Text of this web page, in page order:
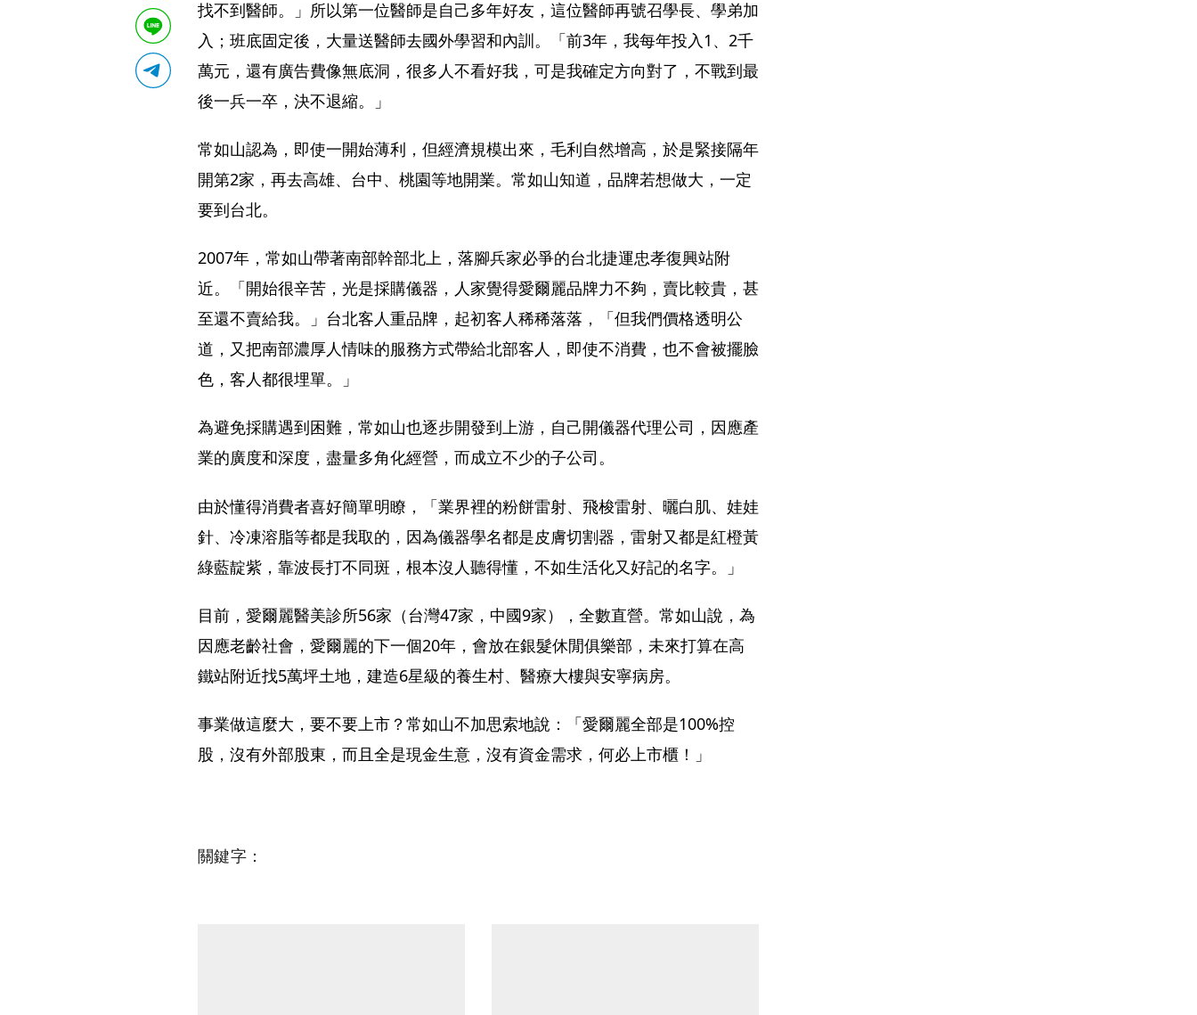
找不到醫師。」所以第一位醫師是自己多年好友，這位醫師再號召學長、學弟加
入；班底固定後，大量送醫師去國外學習和內訓。「前3年，我每年投入1、2千
萬元，還有廣告費像無底洞，很多人不看好我，可是我確定方向對了，不戰到最
後一兵一卒，決不退縮。」
常如山認為，即使一開始薄利，但經濟規模出來，毛利自然增高，於是緊接隔年
開第2家，再去高雄、台中、桃園等地開業。常如山知道，品牌若想做大，一定
要到台北。
2007年，常如山帶著南部幹部北上，落腳兵家必爭的台北捷運忠孝復興站附
近。「開始很辛苦，光是採購儀器，人家覺得愛爾麗品牌力不夠，賣比較貴，甚
至還不賣給我。」台北客人重品牌，起初客人稀稀落落，「但我們價格透明公
道，又把南部濃厚人情味的服務方式帶給北部客人，即使不消費，也不會被擺臉
色，客人都很埋單。」
為避免採購遇到困難，常如山也逐步開發到上游，自己開儀器代理公司，因應產
業的廣度和深度，盡量多角化經營，而成立不少的子公司。
由於懂得消費者喜好簡單明瞭，「業界裡的粉餅雷射、飛梭雷射、曬白肌、娃娃
針、冷凍溶脂等都是我取的，因為儀器學名都是皮膚切割器，雷射又都是紅橙黃
綠藍靛紫，靠波長打不同斑，根本沒人聽得懂，不如生活化又好記的名字。」
目前，愛爾麗醫美診所56家（台灣47家，中國9家），全數直營。常如山說，為
因應老齡社會，愛爾麗的下一個20年，會放在銀髮休閒俱樂部，未來打算在高
鐵站附近找5萬坪土地，建造6星級的養生村、醫療大樓與安寧病房。
事業做這麼大，要不要上市？常如山不加思索地說：「愛爾麗全部是100%控
股，沒有外部股東，而且全是現金生意，沒有資金需求，何必上市櫃！」
關鍵字：